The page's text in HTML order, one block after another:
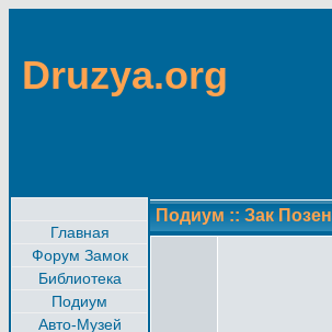
Druzya.org
Главная
Форум Замок
Библиотека
Подиум
Авто-Музей
Подиум :: Зак Позен